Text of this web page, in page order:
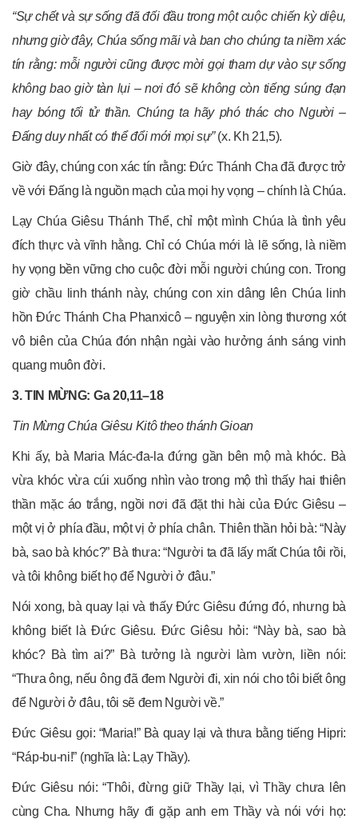
“Sự chết và sự sống đã đối đầu trong một cuộc chiến kỳ diệu,
nhưng giờ đây, Chúa sống mãi và ban cho chúng ta niềm xác
tín rằng: mỗi người cũng được mời gọi tham dự vào sự sống
không bao giờ tàn lụi – nơi đó sẽ không còn tiếng súng đạn
hay bóng tối tử thần. Chúng ta hãy phó thác cho Người –
Đấng duy nhất có thể đổi mới mọi sự”(x. Kh 21,5).
Giờ đây, chúng con xác tín rằng: Đức Thánh Cha đã được trở
về với Đấng là nguồn mạch của mọi hy vọng – chính là Chúa.
Lạy Chúa Giêsu Thánh Thể, chỉ một mình Chúa là tình yêu
đích thực và vĩnh hằng. Chỉ có Chúa mới là lẽ sống, là niềm
hy vọng bền vững cho cuộc đời mỗi người chúng con. Trong
giờ chầu linh thánh này, chúng con xin dâng lên Chúa linh
hồn Đức Thánh Cha Phanxicô – nguyện xin lòng thương xót
vô biên của Chúa đón nhận ngài vào hưởng ánh sáng vinh
quang muôn đời.
3. TIN MỪNG: Ga 20,11–18
Tin Mừng Chúa Giêsu Kitô theo thánh Gioan
Khi ấy, bà Maria Mác-đa-la đứng gần bên mộ mà khóc. Bà
vừa khóc vừa cúi xuống nhìn vào trong mộ thì thấy hai thiên
thần mặc áo trắng, ngồi nơi đã đặt thi hài của Đức Giêsu –
một vị ở phía đầu, một vị ở phía chân. Thiên thần hỏi bà: “Này
bà, sao bà khóc?” Bà thưa: “Người ta đã lấy mất Chúa tôi rồi,
và tôi không biết họ để Người ở đâu.”
Nói xong, bà quay lại và thấy Đức Giêsu đứng đó, nhưng bà
không biết là Đức Giêsu. Đức Giêsu hỏi: “Này bà, sao bà
khóc? Bà tìm ai?” Bà tưởng là người làm vườn, liền nói:
“Thưa ông, nếu ông đã đem Người đi, xin nói cho tôi biết ông
để Người ở đâu, tôi sẽ đem Người về.”
Đức Giêsu gọi: “Maria!” Bà quay lại và thưa bằng tiếng Hipri:
“Ráp-bu-ni!” (nghĩa là: Lạy Thầy).
Đức Giêsu nói: “Thôi, đừng giữ Thầy lại, vì Thầy chưa lên
cùng Cha. Nhưng hãy đi gặp anh em Thầy và nói với họ: